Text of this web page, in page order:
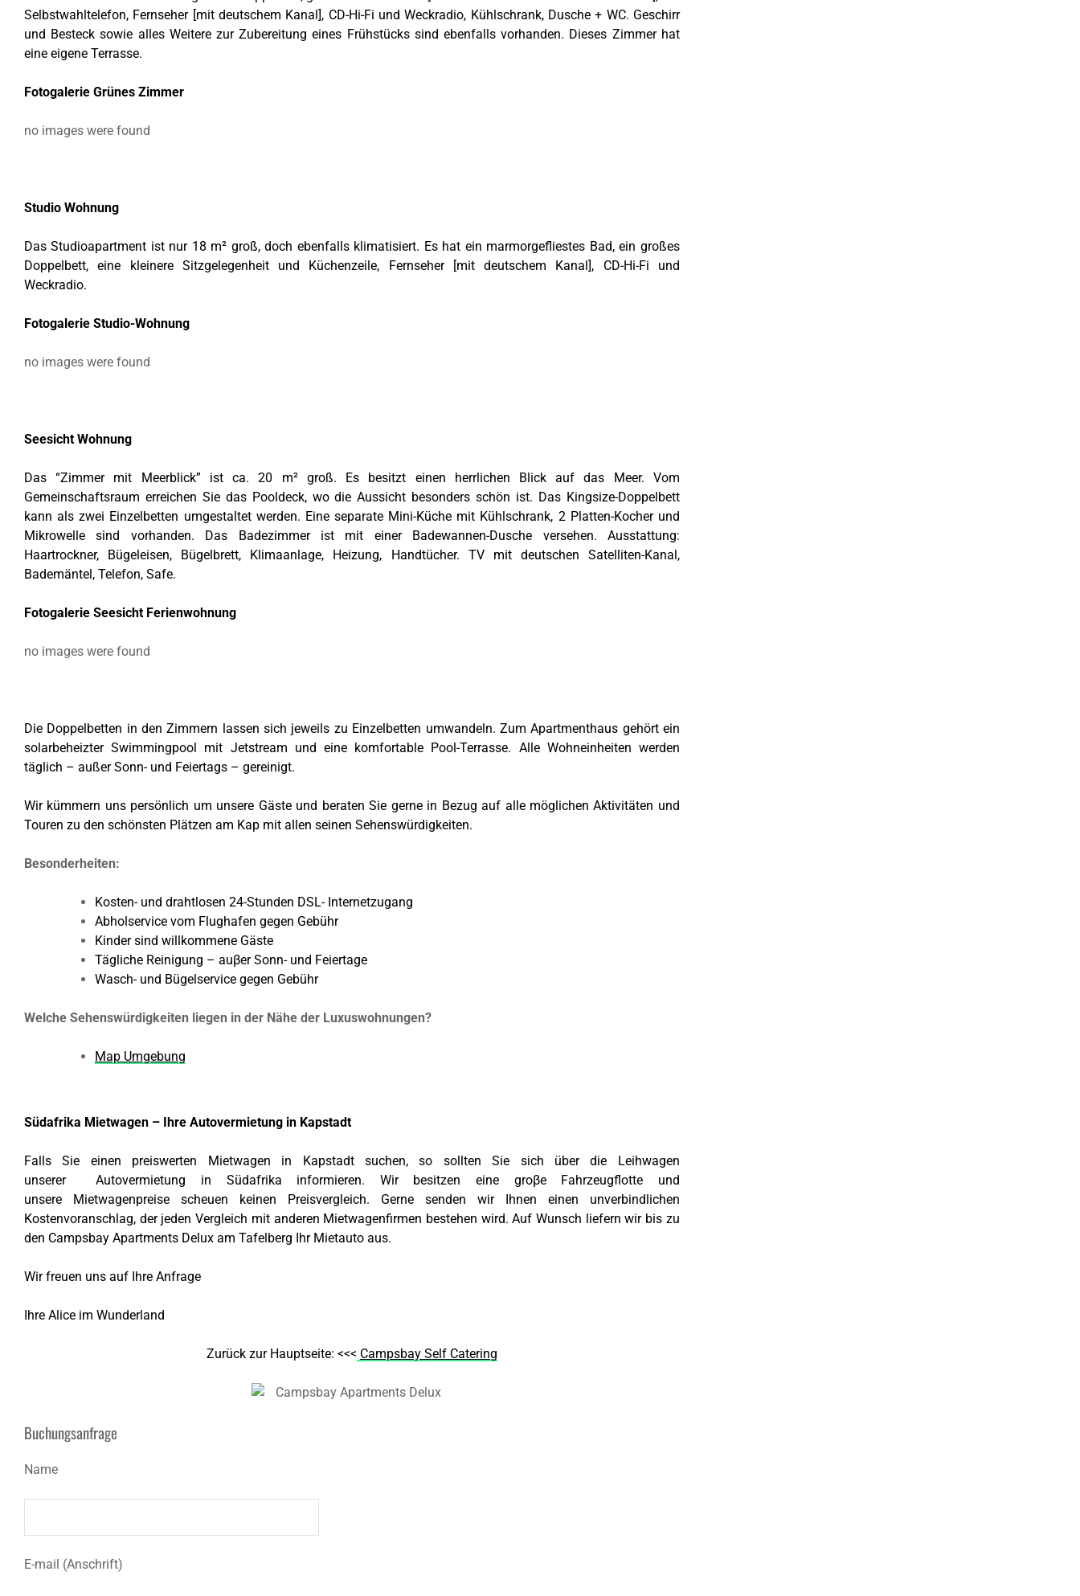
Selbstwahltelefon, Fernseher [mit deutschem Kanal], CD-Hi-Fi und Weckradio, Kühlschrank, Dusche + WC. Geschirr
und Besteck sowie alles Weitere zur Zubereitung eines Frühstücks sind ebenfalls vorhanden. Dieses Zimmer hat
eine eigene Terrasse.
Fotogalerie Grünes Zimmer
no images were found
Studio Wohnung
Das Studioapartment ist nur 18 m² groß, doch ebenfalls klimatisiert. Es hat ein marmorgefliestes Bad, ein großes
Doppelbett, eine kleinere Sitzgelegenheit und Küchenzeile, Fernseher [mit deutschem Kanal], CD-Hi-Fi und
Weckradio.
Fotogalerie Studio-Wohnung
no images were found
Seesicht Wohnung
Das “Zimmer mit Meerblick” ist ca. 20 m² groß. Es besitzt einen herrlichen Blick auf das Meer. Vom
Gemeinschaftsraum erreichen Sie das Pooldeck, wo die Aussicht besonders schön ist. Das Kingsize-Doppelbett
kann als zwei Einzelbetten umgestaltet werden. Eine separate Mini-Küche mit Kühlschrank, 2 Platten-Kocher und
Mikrowelle sind vorhanden. Das Badezimmer ist mit einer Badewannen-Dusche versehen. Ausstattung:
Haartrockner, Bügeleisen, Bügelbrett, Klimaanlage, Heizung, Handtücher. TV mit deutschen Satelliten-Kanal,
Bademäntel, Telefon, Safe.
Fotogalerie Seesicht Ferienwohnung
no images were found
Die Doppelbetten in den Zimmern lassen sich jeweils zu Einzelbetten umwandeln. Zum Apartmenthaus gehört ein
solarbeheizter Swimmingpool mit Jetstream und eine komfortable Pool-Terrasse. Alle Wohneinheiten werden
täglich – außer Sonn- und Feiertags – gereinigt.
Wir kümmern uns persönlich um unsere Gäste und beraten Sie gerne in Bezug auf alle möglichen Aktivitäten und
Touren zu den schönsten Plätzen am Kap mit allen seinen Sehenswürdigkeiten.
Besonderheiten:
Kosten- und drahtlosen 24-Stunden DSL- Internetzugang
Abholservice vom Flughafen gegen Gebühr
Kinder sind willkommene Gäste
Tägliche Reinigung – auβer Sonn- und Feiertage
Wasch- und Bügelservice gegen Gebühr
Welche Sehenswürdigkeiten liegen in der Nähe der Luxuswohnungen?
Map Umgebung
Südafrika Mietwagen – Ihre Autovermietung in Kapstadt
Falls Sie einen preiswerten Mietwagen in Kapstadt suchen, so sollten Sie sich über die Leihwagen
unserer Autovermietung in Südafrika informieren. Wir besitzen eine groβe Fahrzeugflotte und
unsere Mietwagenpreise scheuen keinen Preisvergleich. Gerne senden wir Ihnen einen unverbindlichen
Kostenvoranschlag, der jeden Vergleich mit anderen Mietwagenfirmen bestehen wird. Auf Wunsch liefern wir bis zu
den Campsbay Apartments Delux am Tafelberg Ihr Mietauto aus.
Wir freuen uns auf Ihre Anfrage
Ihre Alice im Wunderland
Zurück zur Hauptseite: <<< Campsbay Self Catering
Buchungsanfrage
Name
E-mail (Anschrift)